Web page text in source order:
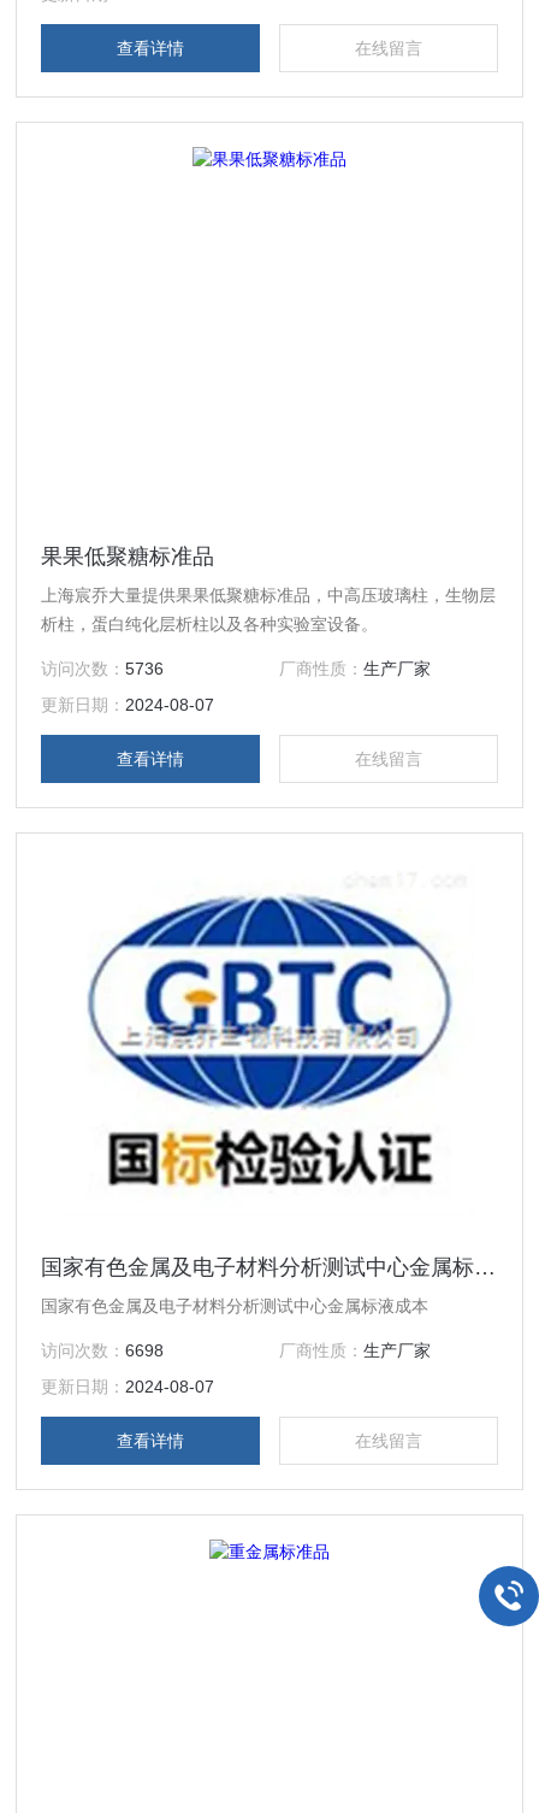
查看详情 在线留言
果果低聚糖标准品
上海宸乔大量提供果果低聚糖标准品，中高压玻璃柱，生物层
析柱，蛋白纯化层析柱以及各种实验室设备。
访问次数：5736 厂商性质： 生产厂家
更新日期： 2024-08-07
查看详情 在线留言
国家有色金属及电子材料分析测试中心金属标液成本
国家有色金属及电子材料分析测试中心金属标液成本
访问次数：6698 厂商性质： 生产厂家
更新日期： 2024-08-07
查看详情 在线留言